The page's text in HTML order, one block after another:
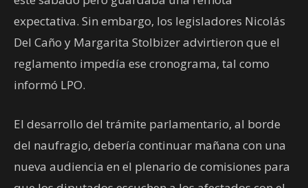
expectativa. Sin embargo, los legisladores Nicolás
Del Caño y Margarita Stolbizer advirtieron que el
reglamento impedía ese cronograma, tal como
informó LPO.
El desarrollo del trámite parlamentario, al borde
del naufragio, debería continuar mañana con una
nueva audiencia en el plenario de comisiones para